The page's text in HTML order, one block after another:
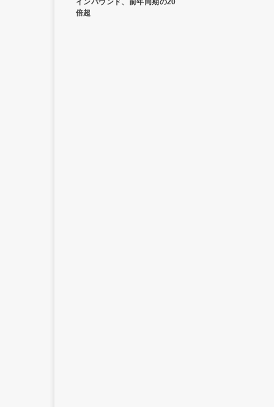
インバウンド、前年同期の20
倍超